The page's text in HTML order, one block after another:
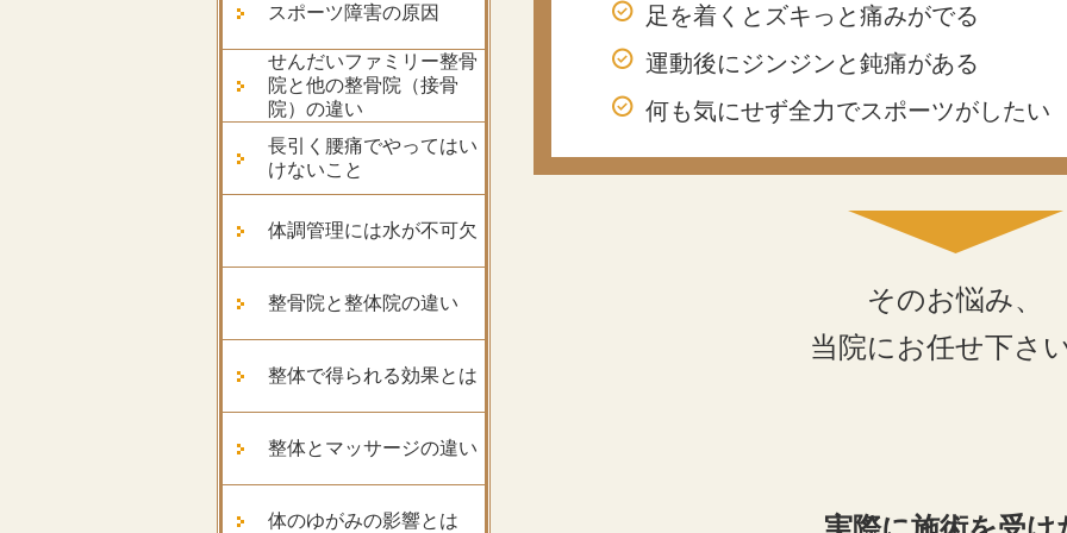
スポーツ障害の原因
せんだいファミリー整骨
院と他の整骨院（接骨
院）の違い
長引く腰痛でやってはい
けないこと
体調管理には水が不可欠
整骨院と整体院の違い
整体で得られる効果とは
整体とマッサージの違い
体のゆがみの影響とは
足を着くとズキっと痛みがでる
運動後にジンジンと鈍痛がある
何も気にせず全力でスポーツがしたい
そのお悩み、
当院にお任せ下さ